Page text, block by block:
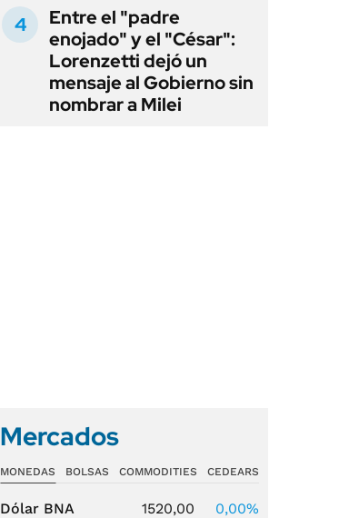
Entre el "padre
enojado" y el "César":
Lorenzetti dejó un
mensaje al Gobierno sin
nombrar a Milei
Mercados
MONEDAS BOLSAS COMMODITIES CEDEARS
Dólar BNA 1520,00
0,00%